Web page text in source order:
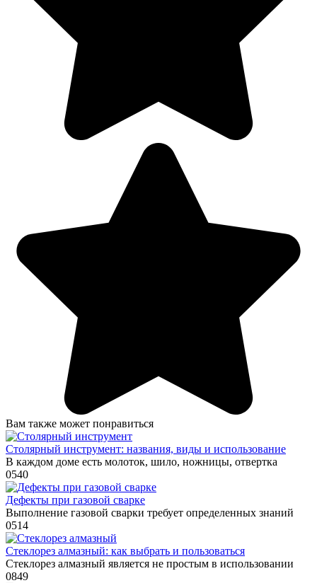
Вам также может понравиться
Столярный инструмент: названия, виды и использование
В каждом доме есть молоток, шило, ножницы, отвертка
0540
Дефекты при газовой сварке
Выполнение газовой сварки требует определенных знаний
0514
Стеклорез алмазный: как выбрать и пользоваться
Стеклорез алмазный является не простым в использовании
0849